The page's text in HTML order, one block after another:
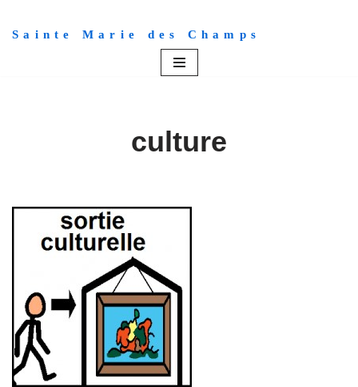
Aller
Sainte Marie des Champs
culture